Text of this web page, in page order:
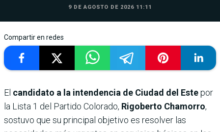
9 DE AGOSTO DE 2026 11:11
Compartir en redes
El candidato a la intendencia de Ciudad del Estepor
la Lista 1 del Partido Colorado, Rigoberto Chamorro,
sostuvo que su principal objetivo es resolver las